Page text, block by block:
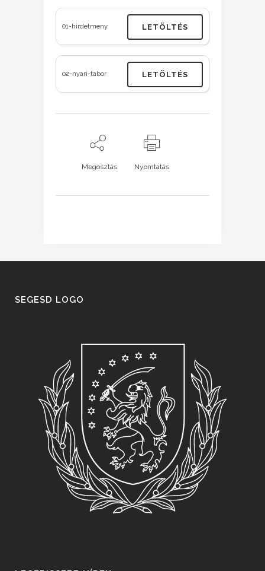
01-hirdetmeny LETÖLTÉS
02-nyari-tabor LETÖLTÉS
Megosztás Nyomtatás
SEGESD LOGO